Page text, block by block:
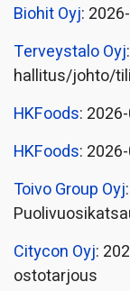
Biohit Oyj:
Terveystalo Oyj
hallitus/johto/
HKFoods:
HKFoods:
Toivo Group Oyj
Citycon Oyj:
ostotarjous